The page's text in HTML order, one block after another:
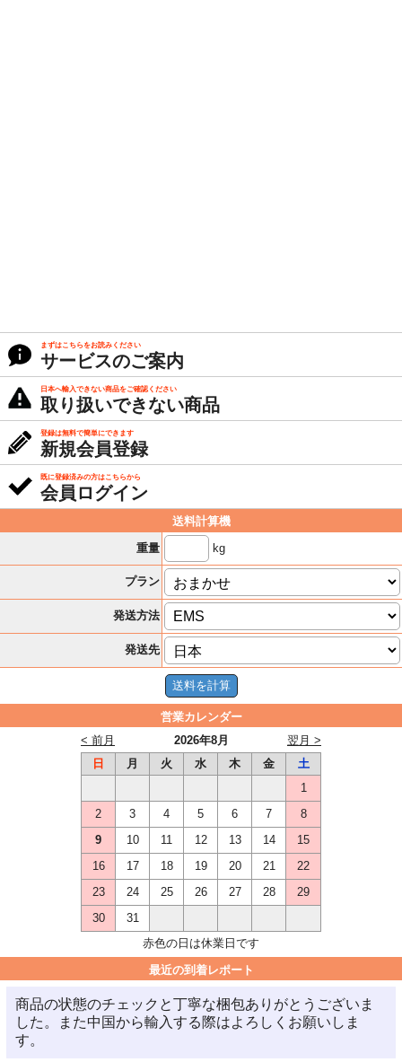
まずはこちらをお読みください
サービスのご案内
日本へ輸入できない商品をご確認ください
取り扱いできない商品
登録は無料で簡単にできます
新規会員登録
既に登録済みの方はこちらから
会員ログイン
送料計算機
重量
kg
プラン
発送方法
発送先
営業カレンダー
2026年8月
< 前月
翌月 >
日
月 火 水 木 金
土
1
2
3 4 5 6 7
8
9
10 11 12 13 14
15
16
17 18 19 20 21
22
23
24 25 26 27 28
29
30
31
赤色の日は休業日です
最近の到着レポート
商品の状態のチェックと丁寧な梱包ありがとうございま
した。また中国から輸入する際はよろしくお願いしま
す。